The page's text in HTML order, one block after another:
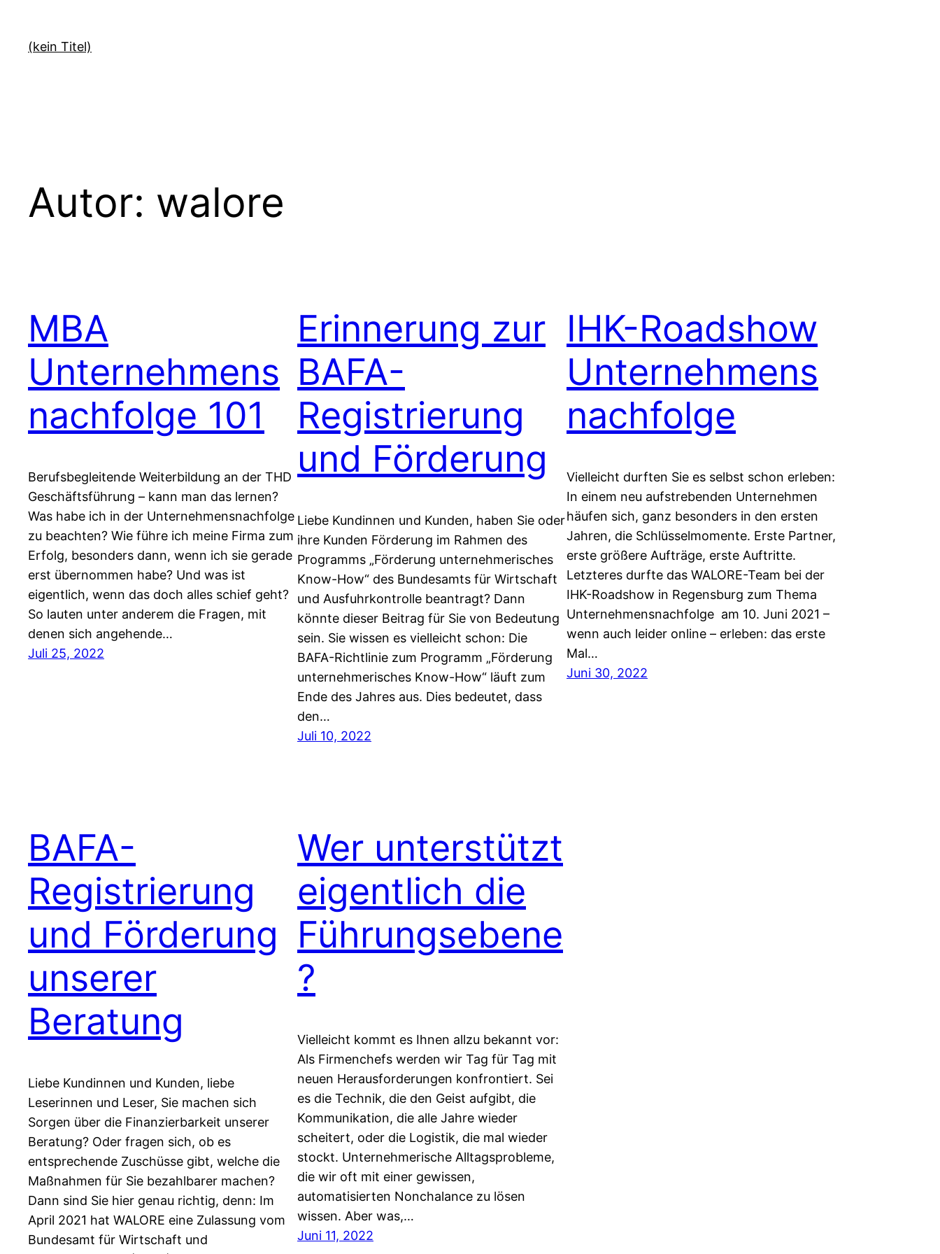
springen
(kein Titel)
Autor: walore
MBA
Unternehmens
nachfolge 101
Berufsbegleitende Weiterbildung an der THD
Geschäftsführung – kann man das lernen?
Was habe ich in der Unternehmensnachfolge
zu beachten? Wie führe ich meine Firma zum
Erfolg, besonders dann, wenn ich sie gerade
erst übernommen habe? Und was ist
eigentlich, wenn das doch alles schief geht?
So lauten unter anderem die Fragen, mit
denen sich angehende…
Juli 25, 2022
Erinnerung zur
BAFA-
Registrierung
und Förderung
Liebe Kundinnen und Kunden, haben Sie oder
ihre Kunden Förderung im Rahmen des
Programms „Förderung unternehmerisches
Know-How“ des Bundesamts für Wirtschaft
und Ausfuhrkontrolle beantragt? Dann
könnte dieser Beitrag für Sie von Bedeutung
sein. Sie wissen es vielleicht schon: Die
BAFA-Richtlinie zum Programm „Förderung
unternehmerisches Know-How“ läuft zum
Ende des Jahres aus. Dies bedeutet, dass
den…
Juli 10, 2022
IHK-Roadshow
Unternehmens
nachfolge
Vielleicht durften Sie es selbst schon erleben:
In einem neu aufstrebenden Unternehmen
häufen sich, ganz besonders in den ersten
Jahren, die Schlüsselmomente. Erste Partner,
erste größere Aufträge, erste Auftritte.
Letzteres durfte das WALORE-Team bei der
IHK-Roadshow in Regensburg zum Thema
Unternehmensnachfolge am 10. Juni 2021 –
wenn auch leider online – erleben: das erste
Mal…
Juni 30, 2022
BAFA-
Registrierung
und Förderung
unserer
Beratung
Liebe Kundinnen und Kunden, liebe
Leserinnen und Leser, Sie machen sich
Sorgen über die Finanzierbarkeit unserer
Beratung? Oder fragen sich, ob es
entsprechende Zuschüsse gibt, welche die
Maßnahmen für Sie bezahlbarer machen?
Dann sind Sie hier genau richtig, denn: Im
April 2021 hat WALORE eine Zulassung vom
Bundesamt für Wirtschaft und
Wer unterstützt
eigentlich die
Führungsebene
?
Vielleicht kommt es Ihnen allzu bekannt vor:
Als Firmenchefs werden wir Tag für Tag mit
neuen Herausforderungen konfrontiert. Sei
es die Technik, die den Geist aufgibt, die
Kommunikation, die alle Jahre wieder
scheitert, oder die Logistik, die mal wieder
stockt. Unternehmerische Alltagsprobleme,
die wir oft mit einer gewissen,
automatisierten Nonchalance zu lösen
wissen. Aber was,…
Juni 11, 2022